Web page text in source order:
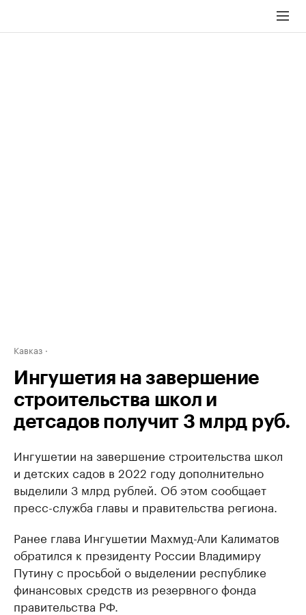
Кавказ
Ингушетия на завершение
строительства школ и
детсадов получит 3 млрд руб.
Ингушетии на завершение строительства школ
и детских садов в 2022 году дополнительно
выделили 3 млрд рублей. Об этом сообщает
пресс-служба главы и правительства региона.
Ранее глава Ингушетии Махмуд-Али Калиматов
обратился к президенту России Владимиру
Путину с просьбой о выделении республике
финансовых средств из резервного фонда
правительства РФ.